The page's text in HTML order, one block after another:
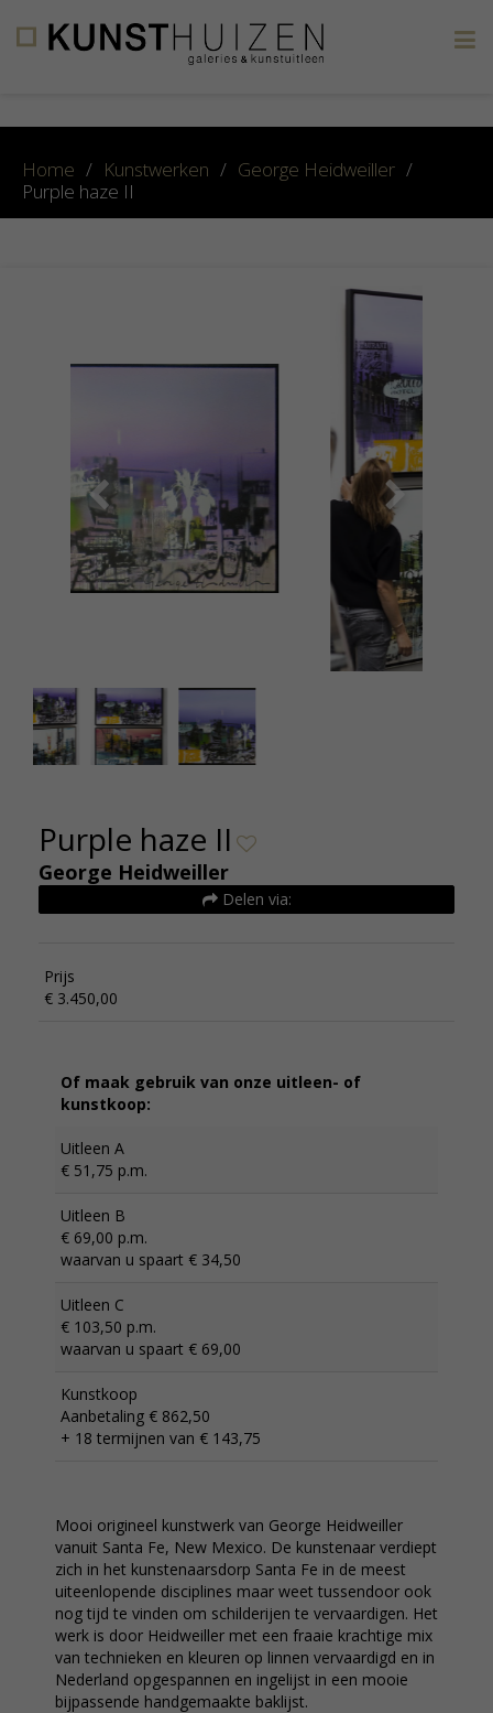
Home / Kunstwerken / George Heidweiller /
Purple haze II
Purple haze II
George Heidweiller
Delen via:
Prijs
€ 3.450,00
Of maak gebruik van onze uitleen- of
kunstkoop:
Uitleen A
€ 51,75 p.m.
Uitleen B
€ 69,00 p.m.
waarvan u spaart € 34,50
Uitleen C
€ 103,50 p.m.
waarvan u spaart € 69,00
Kunstkoop
Aanbetaling € 862,50
+ 18 termijnen van € 143,75
Mooi origineel kunstwerk van George Heidweiller
vanuit Santa Fe, New Mexico. De kunstenaar verdiept
zich in het kunstenaarsdorp Santa Fe in de meest
uiteenlopende disciplines maar weet tussendoor ook
nog tijd te vinden om schilderijen te vervaardigen. Het
werk is door Heidweiller met een fraaie krachtige mix
van technieken en kleuren op linnen vervaardigd en in
Nederland opgespannen en ingelijst in een mooie
bijpassende handgemaakte baklijst.